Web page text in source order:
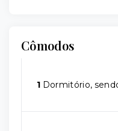
Cômodos
1 Dormitório,